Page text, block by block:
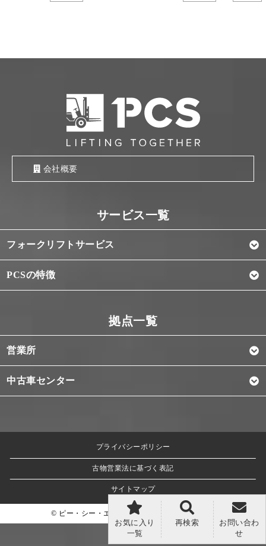
お気に入り
一覧
再検索
お問い合わ
せ
会社概要
フォークリフトサービス
PCSの特徴
営業所
中古車センター
プライバシーポリシー
古物営業法に基づく表記
サイトマップ
© ピー・シー・エス株式会社 All Rights Reserved.